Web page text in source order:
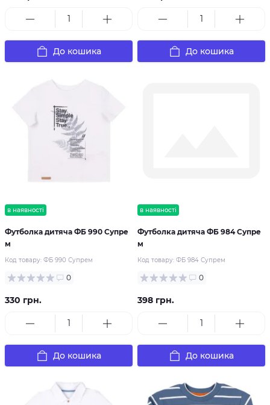
До кошика До кошика
в наявності
Футболка дитяча ФБ 990 Супре
м
Код товару: ФБ 990 Супрем
0
330 грн.
До кошика
в наявності
Футболка дитяча ФБ 984 Супре
м
Код товару: ФБ 984 Супрем
0
398 грн.
До кошика